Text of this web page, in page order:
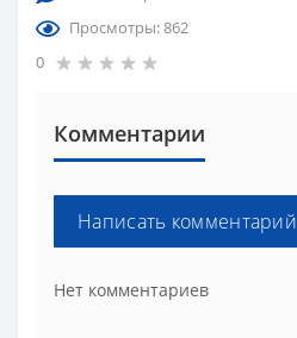
Просмотры: 862
0
Комментарии
Написать комментарий
Нет комментариев